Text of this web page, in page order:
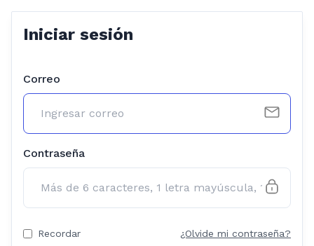
Iniciar sesión
Correo
Contraseña
Recordar ¿Olvide mi contraseña?